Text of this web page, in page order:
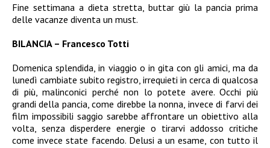
Fine settimana a dieta stretta, buttar giù la pancia prima
delle vacanze diventa un must.
BILANCIA – Francesco Totti
Domenica splendida, in viaggio o in gita con gli amici, ma da
lunedì cambiate subito registro, irrequieti in cerca di qualcosa
di più, malinconici perché non lo potete avere. Occhi più
grandi della pancia, come direbbe la nonna, invece di farvi dei
film impossibili saggio sarebbe affrontare un obiettivo alla
volta, senza disperdere energie o tirarvi addosso critiche
come invece state facendo. Delusi a un esame, con tutto il